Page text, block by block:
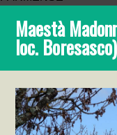
Maestà
loc. Boresasco)